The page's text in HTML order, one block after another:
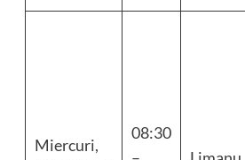
Miercuri,
08:30